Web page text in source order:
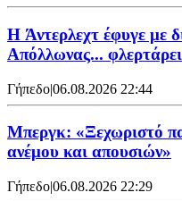
H Άντερλεχτ έφυγε με
Απόλλωνας...
Γήπεδο|06.08.2026 22:44
Μπεργκ: «Ξεχωριστό
ανέμου και απουσιών»
Γήπεδο|06.08.2026 22:29